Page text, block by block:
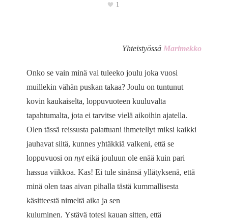
1
Yhteistyössä Marimekko
Onko se vain minä vai tuleeko joulu joka vuosi
muillekin vähän puskan takaa? Joulu on tuntunut
kovin kaukaiselta, loppuvuoteen kuuluvalta
tapahtumalta, jota ei tarvitse vielä aikoihin ajatella.
Olen tässä reissusta palattuani ihmetellyt miksi kaikki
jauhavat siitä, kunnes yhtäkkiä valkeni, että se
loppuvuosi onnyteikä jouluun ole enää kuin pari
hassua viikkoa. Kas! Ei tule sinänsä yllätyksenä, että
minä olen taas aivan pihalla tästä kummallisesta
käsitteestä nimeltä aika ja sen
kuluminen. Ystävä totesi kauan sitten, että